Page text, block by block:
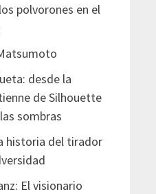
polvorones en el
desde la
de Silhouette
sombras
historia del tirador
El visionario